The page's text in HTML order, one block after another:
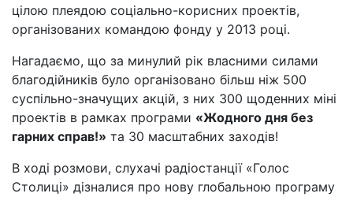
цілою плеядою соціально-корисних проектів,
організованих командою фонду у 2013 році.
Нагадаємо, що за минулий рік власними силами
благодійників було організовано більш ніж 500
суспільно-значущих акцій, з них 300 щоденних міні
проектів в рамках програми «Жодного дня без
гарних справ!» та 30 масштабних заходів!
В ході розмови, слухачі радіостанції «Голос
Столиці» дізналися про нову глобальною програму